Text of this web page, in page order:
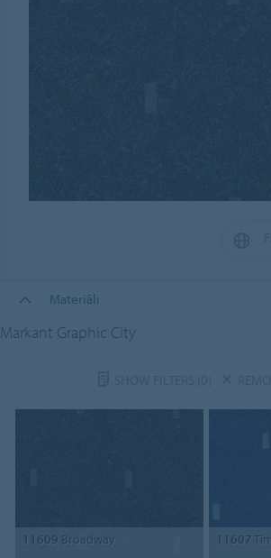
Materiāli
Markant Graphic City
11609 Broadway 11607